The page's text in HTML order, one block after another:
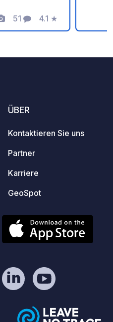
51
Kommentare
4.1
Bewertung
★
ÜBER
Kontaktieren Sie uns
Partner
Karriere
GeoSpot